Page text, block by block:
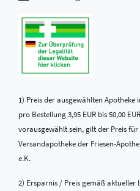
1) Preis der ausgewählten Apotheke
pro Bestellung 3,95 EUR bis 50,00
vorausgewählt sein, gilt der Preis
Versandapotheke der Friesen-
e.K.
2) Ersparnis / Preis gemäß aktueller